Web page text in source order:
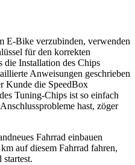
E-Bike verzubinden, verwenden
für den korrekten
die Installation des Chips
Anweisungen geschrieben
Kunde die SpeedBox
Tuning-Chips ist so einfach
hast, zöger
Fahrrad einbauen
auf diesem Fahrrad fahren,